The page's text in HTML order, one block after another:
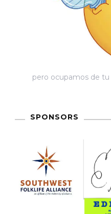
pero ocupamos de tu
SPONSORS